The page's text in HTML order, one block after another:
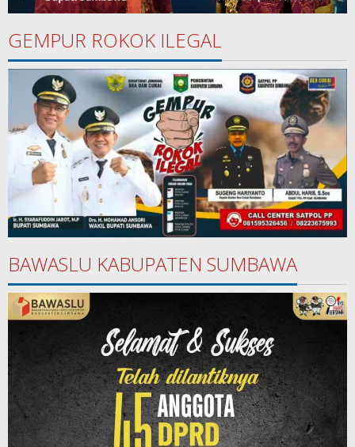
GEMPUR ROKOK ILEGAL
BAWASLU KABUPATEN SUMBAWA